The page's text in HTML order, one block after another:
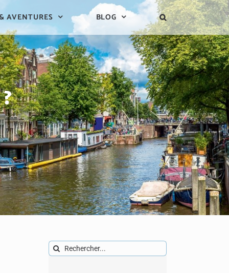
AVENTURES BLOG
Rechercher: